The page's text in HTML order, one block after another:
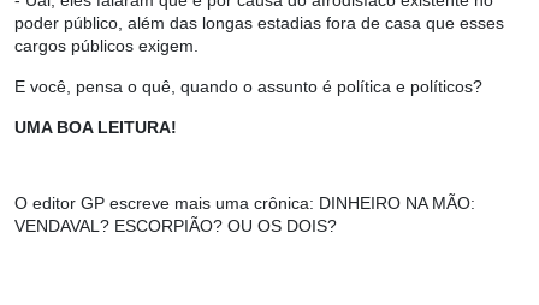
poder público, além das longas estadias fora de casa que esses
cargos públicos exigem.
E você, pensa o quê, quando o assunto é política e políticos?
UMA BOA LEITURA!
O editor GP escreve mais uma crônica: DINHEIRO NA MÃO:
VENDAVAL? ESCORPIÃO? OU OS DOIS?